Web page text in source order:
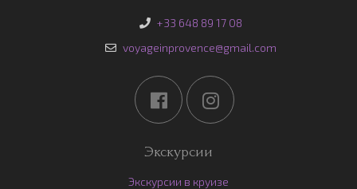
+33 648 89 17 08
voyageinprovence@gmail.com
Экскурсии
Экскурсии в круизе